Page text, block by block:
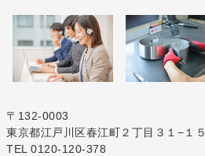
〒132-0003
東京都江戸川区春江町２丁目３１−１５
TEL 0120-120-378